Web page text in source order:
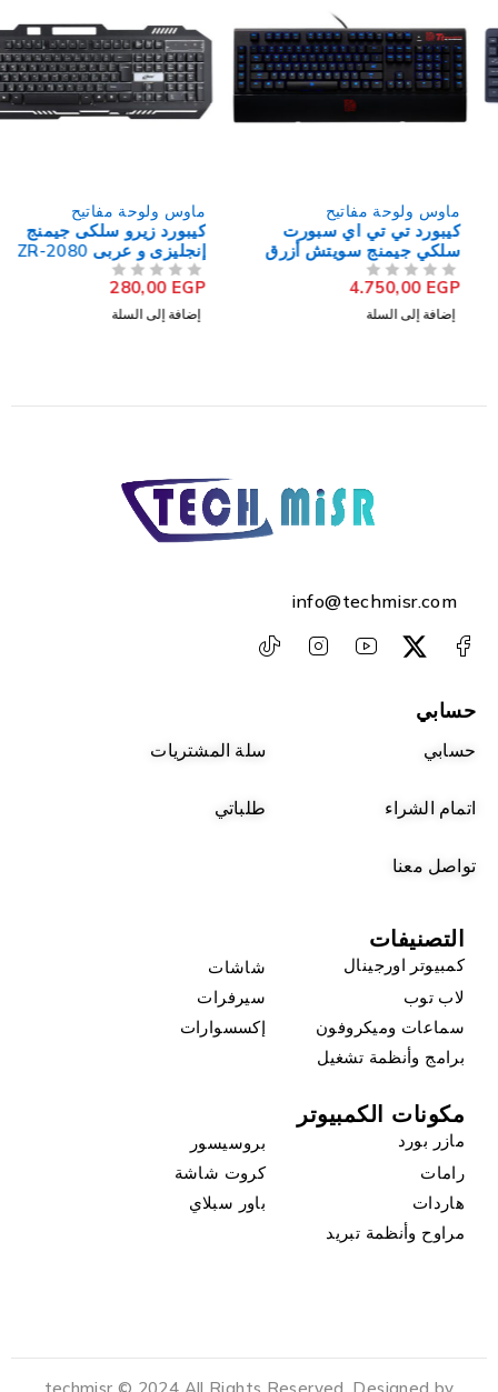
ماوس ولوحة مفاتيح
كيبورد تي تي اي سبورت
سلكي جيمنج سويتش أزرق
إنجليزي Poseidon Z Forged
4.750,00EGP
إضافة إلى السلة
ماوس ولوحة مفاتيح
كيبورد زيرو سلكى جيمنج
إنجليزى و عربى ZR-2080
280,00EGP
إضافة إلى السلة
info@techmisr.com
حسابي
حسابي سلة المشتريات
اتمام الشراء طلباتي
تواصل معنا
التصنيفات
كمبيوتر اورجينال
شاشات
لاب توب
سيرفرات
سماعات وميكروفون
إكسسوارات
برامج وأنظمة تشغيل
مكونات الكمبيوتر
مازر بورد
بروسيسور
رامات
كروت شاشة
هاردات
باور سبلاي
مراوح وأنظمة تبريد